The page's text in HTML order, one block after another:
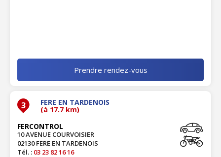
Prendre rendez-vous
3 FERE EN TARDENOIS
(à 17.7 km)
FERCONTROL
10 AVENUE COURVOISIER
02130 FERE EN TARDENOIS
Tél. : 03 23 82 16 16